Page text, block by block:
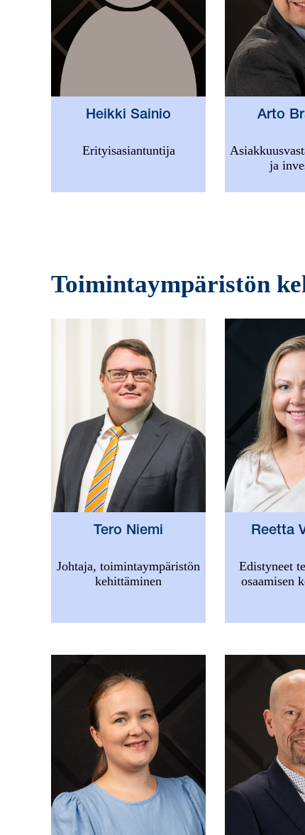
Heikki Sainio
Erityisasiantuntija
Arto
ja
Toimintaympäristön
Tero Niemi
Johtaja, toimintaympäristön
kehittäminen
Reetta
Edistyneet
osaamisen